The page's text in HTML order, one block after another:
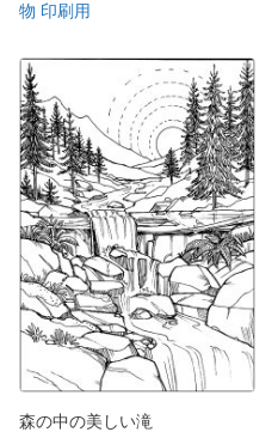
物 印刷用
森の中の美しい滝